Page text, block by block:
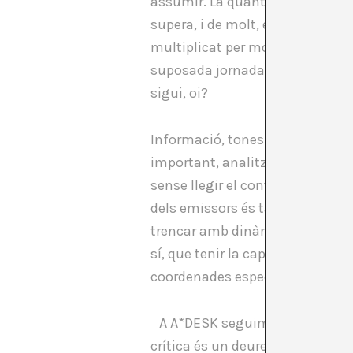
supera, i de molt, el temps que
multiplicat per molt. El temps
suposada jornada laboral.
sigui, oi?
Informació, tones digitals
important, analitzar-la
sense llegir el contingut i que,
dels emissors és tant o més
trencar amb dinàmiques
sí, que tenir la capacitat de
coordenades específiques.
A A*DESK seguim creient no
crítica és un deure que hem de